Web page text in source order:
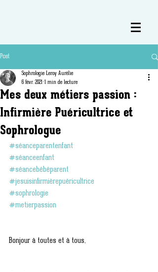
Post
Mes deux métiers passion :
Infirmière Puéricultrice et
Sophrologue
Sophrologie Leroy Aurélie
6 févr. 2021 1 min de lecture
#séanceparentenfant
#séanceenfant
#séancebébéparent
#jesuisinfirmièrepuéricultrice
#sophrologie
#metierpassion
Bonjour à toutes et à tous,